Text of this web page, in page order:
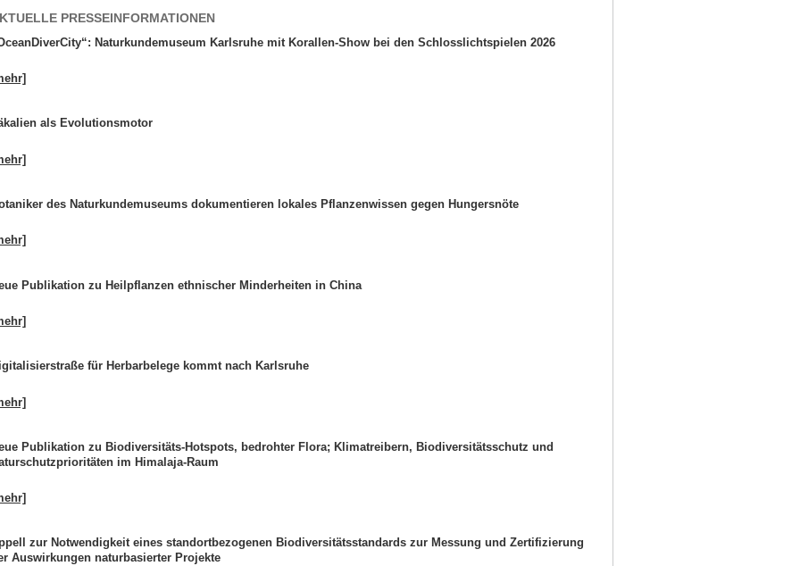
PRESSEINFORMATIONEN
Naturkundemuseum Karlsruhe mit Korallen-Show bei den Schlosslichtspielen 2026
als Evolutionsmotor
des Naturkundemuseums dokumentieren lokales Pflanzenwissen gegen Hungersnöte
Publikation zu Heilpflanzen ethnischer Minderheiten in China
für Herbarbelege kommt nach Karlsruhe
Publikation zu Biodiversitäts-Hotspots, bedrohter Flora; Klimatreibern, Biodiversitätsschutz und
im Himalaja-Raum
zur Notwendigkeit eines standortbezogenen Biodiversitätsstandards zur Messung und Zertifizierung
Auswirkungen naturbasierter Projekte